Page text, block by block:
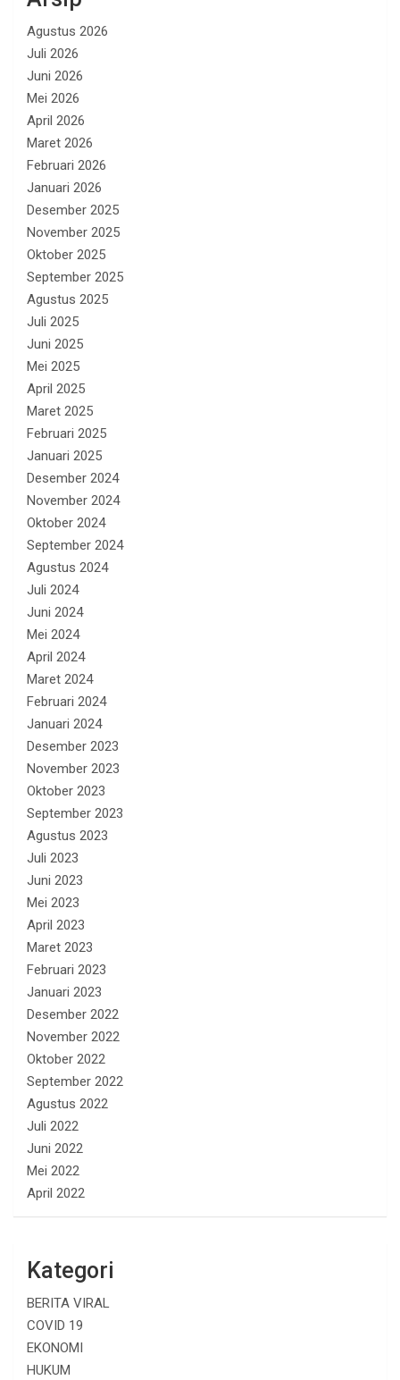
Agustus 2026
Juli 2026
Juni 2026
Mei 2026
April 2026
Maret 2026
Februari 2026
Januari 2026
Desember 2025
November 2025
Oktober 2025
September 2025
Agustus 2025
Juli 2025
Juni 2025
Mei 2025
April 2025
Maret 2025
Februari 2025
Januari 2025
Desember 2024
November 2024
Oktober 2024
September 2024
Agustus 2024
Juli 2024
Juni 2024
Mei 2024
April 2024
Maret 2024
Februari 2024
Januari 2024
Desember 2023
November 2023
Oktober 2023
September 2023
Agustus 2023
Juli 2023
Juni 2023
Mei 2023
April 2023
Maret 2023
Februari 2023
Januari 2023
Desember 2022
November 2022
Oktober 2022
September 2022
Agustus 2022
Juli 2022
Juni 2022
Mei 2022
April 2022
Kategori
BERITA VIRAL
COVID 19
EKONOMI
HUKUM